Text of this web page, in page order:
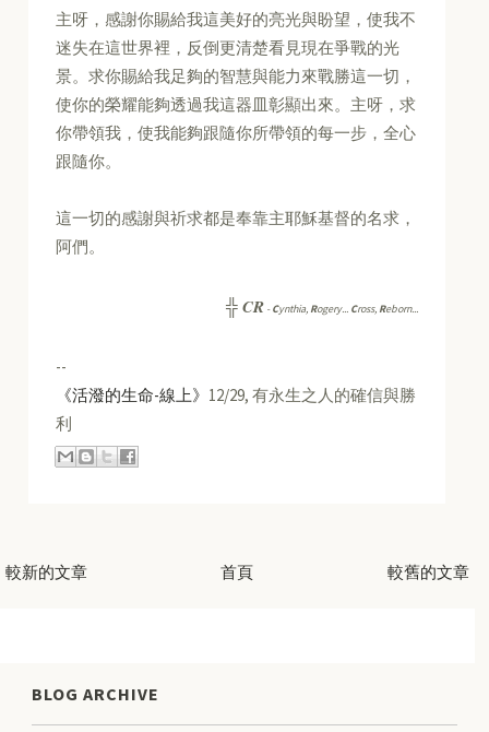
主呀，感謝你賜給我這美好的亮光與盼望，使我不
迷失在這世界裡，反倒更清楚看見現在爭戰的光
景。求你賜給我足夠的智慧與能力來戰勝這一切，
使你的榮耀能夠透過我這器皿彰顯出來。主呀，求
你帶領我，使我能夠跟隨你所帶領的每一步，全心
跟隨你。
這一切的感謝與祈求都是奉靠主耶穌基督的名求，
阿們。
╬CR -Cynthia, Rogery... Cross, Reborn...
--
《活潑的生命-線上》 12/29, 有永生之人的確信與勝
利
較新的文章 較舊的文章
首頁
BLOG ARCHIVE